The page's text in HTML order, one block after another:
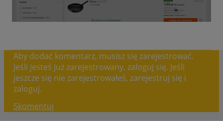
Aby dodać komentarz, musisz się zarejestrować.
Jeśli jesteś już zarejestrowany, zaloguj się. Jeśli
jeszcze się nie zarejestrowałeś, zarejestruj się i
zaloguj.
Skomentuj